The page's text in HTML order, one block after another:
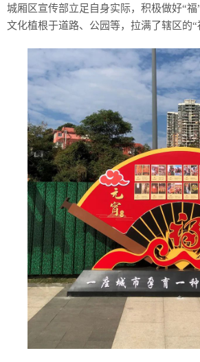
城厢区宣传部立足自身实际，积极做好“
文化植根于道路、公园等，拉满了辖区的“